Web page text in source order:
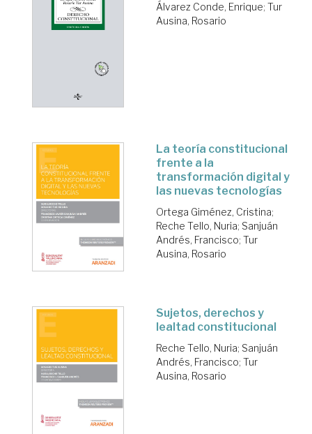
Álvarez Conde, Enrique; Tur
Ausina, Rosario
La teoría constitucional
frente a la
transformación digital y
las nuevas tecnologías
Ortega Giménez, Cristina;
Reche Tello, Nuria; Sanjuán
Andrés, Francisco; Tur
Ausina, Rosario
Sujetos, derechos y
lealtad constitucional
Reche Tello, Nuria; Sanjuán
Andrés, Francisco; Tur
Ausina, Rosario